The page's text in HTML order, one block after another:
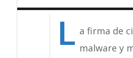
L a firma de
malware y